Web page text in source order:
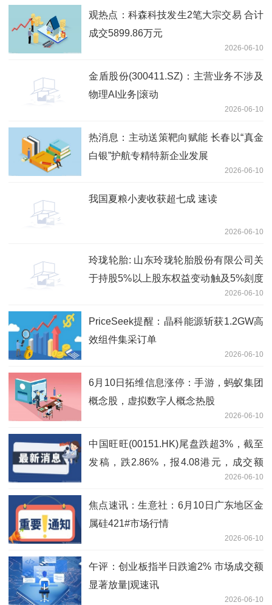
观热点：科森科技发生2笔大宗交易 合计
成交5899.86万元
2026-06-10
金盾股份(300411.SZ)：主营业务不涉及
物理AI业务|滚动
2026-06-10
热消息：主动送策靶向赋能 长春以“真金
白银”护航专精特新企业发展
2026-06-10
我国夏粮小麦收获超七成 速读
2026-06-10
玲珑轮胎: 山东玲珑轮胎股份有限公司关
于持股5%以上股东权益变动触及5%刻度
2026-06-10
PriceSeek提醒：晶科能源斩获1.2GW高
效组件集采订单
2026-06-10
6月10日拓维信息涨停：手游，蚂蚁集团
概念股，虚拟数字人概念热股
2026-06-10
中国旺旺(00151.HK)尾盘跌超3%，截至
发稿，跌2.86%，报4.08港元，成交额
2026-06-10
焦点速讯：生意社：6月10日广东地区金
属硅421#市场行情
2026-06-10
午评：创业板指半日跌逾2% 市场成交额
显著放量|观速讯
2026-06-10